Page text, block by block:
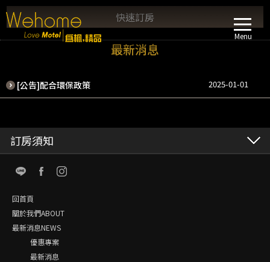
Menu
快速訂房
最新消息
[公告]配合環保政策 2025-01-01
訂房須知
回首頁
關於我們ABOUT
最新消息NEWS
優惠專案
最新消息